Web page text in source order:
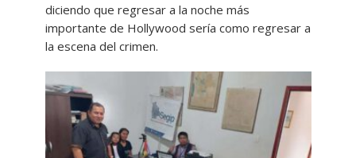
diciendo que regresar a la noche más
importante de Hollywood sería como regresar a
la escena del crimen.